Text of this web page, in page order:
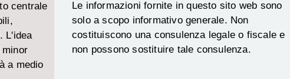
centrale
L'idea
a medio
Le informazioni fornite in questo sito web sono
solo a scopo informativo generale. Non
costituiscono una consulenza legale o fiscale e
non possono sostituire tale consulenza.